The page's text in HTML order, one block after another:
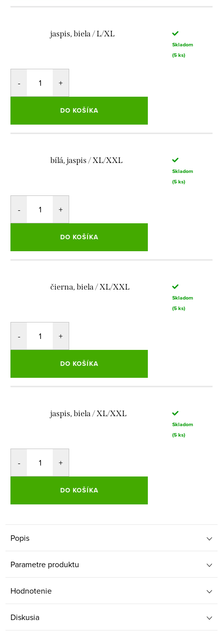
jaspis, biela / L/XL
Skladom
(5 ks)
DO KOŠÍKA
bílá, jaspis / XL/XXL
Skladom
(5 ks)
DO KOŠÍKA
čierna, biela / XL/XXL
Skladom
(5 ks)
DO KOŠÍKA
jaspis, biela / XL/XXL
Skladom
(5 ks)
DO KOŠÍKA
Popis
Parametre produktu
Hodnotenie
Diskusia